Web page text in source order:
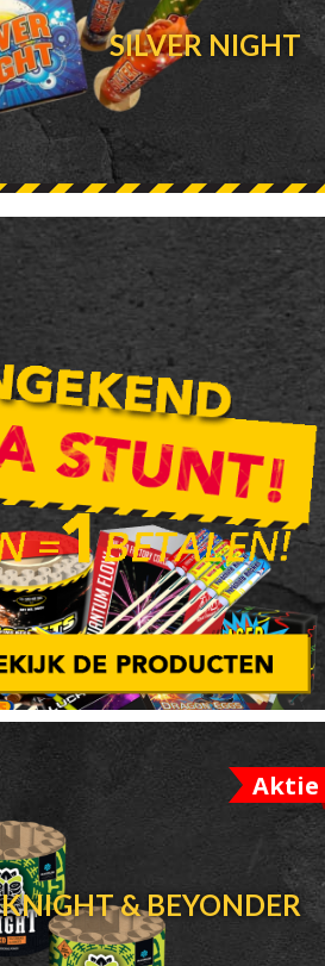
SILVER NIGHT
Aktie
KNIGHT & BEYONDER